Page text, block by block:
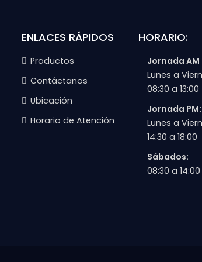
ENLACES RÁPIDOS
Productos
Contáctanos
Ubicación
Horario de Atención
HORARIO:
Jornada AM
Lunes a
08:30 a 13:00
Jornada PM:
Lunes a
14:30 a 18:00
Sábados:
08:30 a 14:00